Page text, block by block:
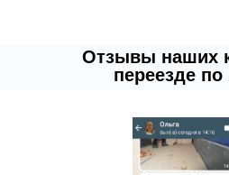
Отзывы наших
переезде по